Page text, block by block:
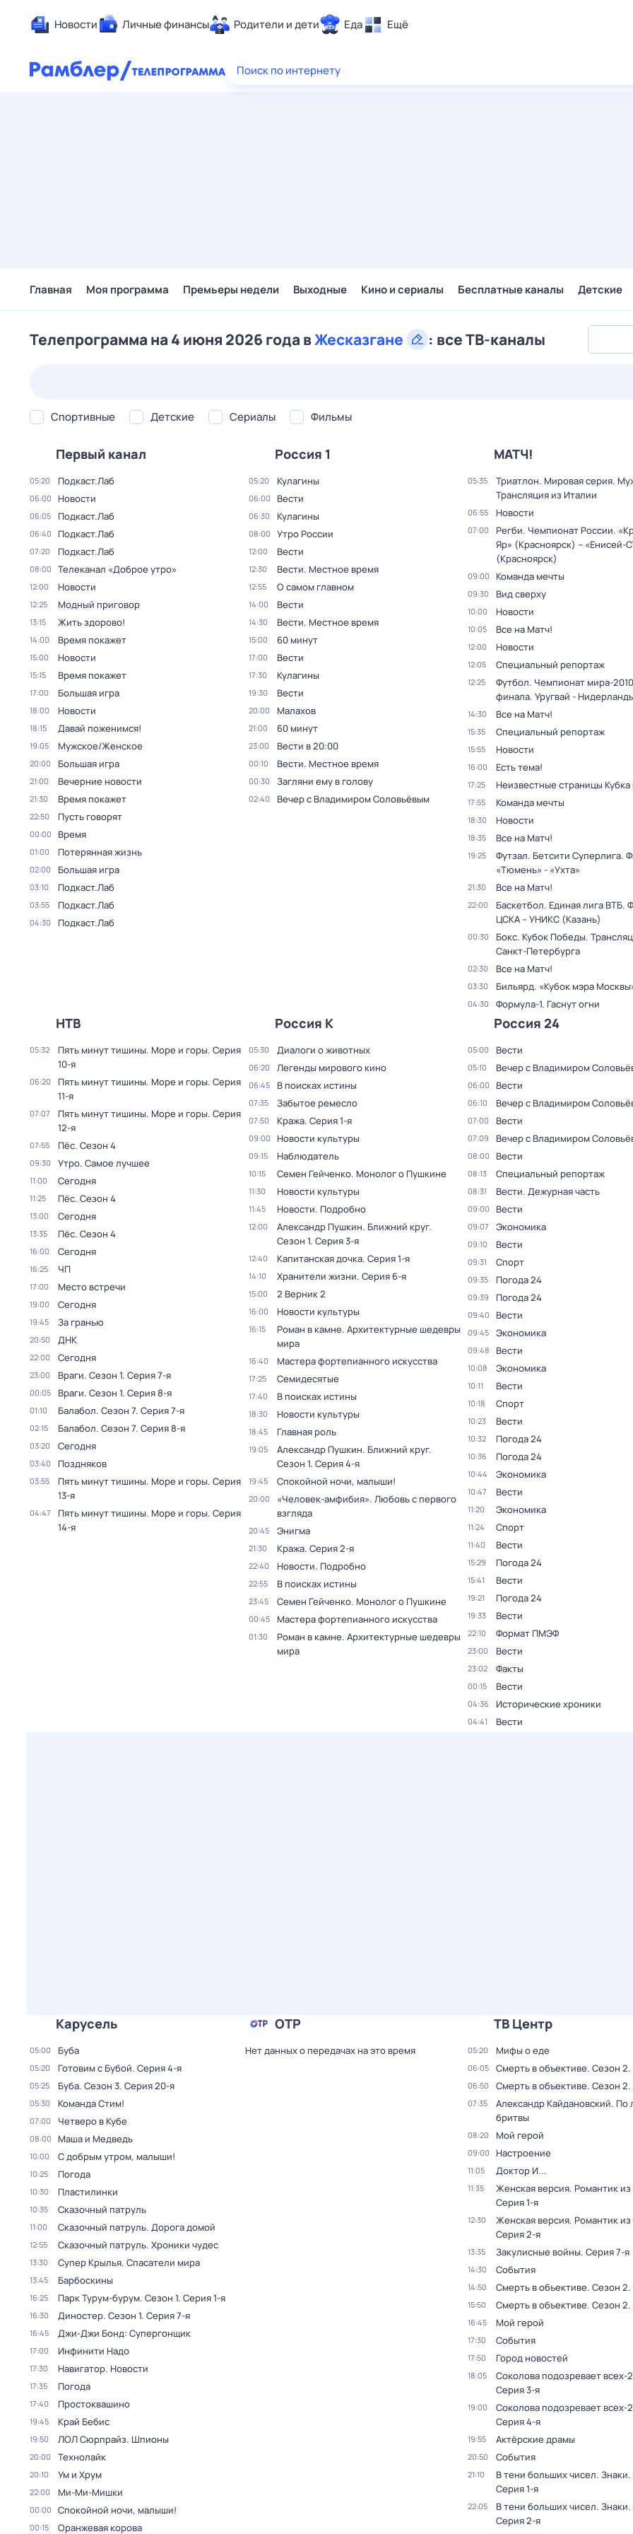
Новости Личные финансы Родители и дети Еда Ещё
Здоровье
Поиск по интернету
Главная Моя программа Премьеры недели Выходные Кино и сериалы Бесплатные каналы Детские
Телепрограмма на 4 июня 2026 года вЖесказгане : все ТВ-каналы
Спортивные Детские Сериалы Фильмы
Первый канал
05:20 Подкаст.Лаб
06:00 Новости
06:05 Подкаст.Лаб
06:40 Подкаст.Лаб
07:20 Подкаст.Лаб
08:00 Телеканал «Доброе утро»
12:00 Новости
12:25 Модный приговор
13:15 Жить здорово!
14:00 Время покажет
15:00 Новости
15:15 Время покажет
17:00 Большая игра
18:00 Новости
18:15 Давай поженимся!
19:05 Мужское/Женское
20:00 Большая игра
21:00 Вечерние новости
21:30 Время покажет
22:50 Пусть говорят
00:00 Время
01:00 Потерянная жизнь
02:00 Большая игра
03:10 Подкаст.Лаб
03:55 Подкаст.Лаб
04:30 Подкаст.Лаб
Россия 1
05:20 Кулагины
06:00 Вести
06:30 Кулагины
08:00 Утро России
12:00 Вести
12:30 Вести. Местное время
12:55 О самом главном
14:00 Вести
14:30 Вести. Местное время
15:00 60 минут
17:00 Вести
17:30 Кулагины
19:30 Вести
20:00 Малахов
21:00 60 минут
23:00 Вести в 20:00
00:10 Вести. Местное время
00:30 Загляни ему в голову
02:40 Вечер с Владимиром Соловьёвым
МАТЧ!
05:35
Триатлон. Мировая серия.
Трансляция из Италии
06:55 Новости
07:00
Регби. Чемпионат России.
Яр» (Красноярск) – «Енисей-
(Красноярск)
09:00 Команда мечты
09:30 Вид сверху
10:00 Новости
10:05 Все на Матч!
12:00 Новости
12:05 Специальный репортаж
12:25
Футбол. Чемпионат мира-
финала. Уругвай -
14:30 Все на Матч!
15:35 Специальный репортаж
15:55 Новости
16:00 Есть тема!
17:25 Неизвестные страницы
17:55 Команда мечты
18:30 Новости
18:35 Все на Матч!
19:25
Футзал. Бетсити Суперлига.
«Тюмень» - «Ухта»
21:30 Все на Матч!
22:00
Баскетбол. Единая лига ВТБ.
ЦСКА – УНИКС (Казань)
00:30
Бокс. Кубок Победы.
Санкт-Петербурга
02:30 Все на Матч!
03:30 Бильярд. «Кубок мэра
04:30 Формула-1. Гаснут огни
НТВ
05:32 Пять минут тишины. Море и горы. Серия
10-я
06:20 Пять минут тишины. Море и горы. Серия
11-я
07:07 Пять минут тишины. Море и горы. Серия
12-я
07:55 Пёс. Сезон 4
09:30 Утро. Самое лучшее
11:00 Сегодня
11:25 Пёс. Сезон 4
13:00 Сегодня
13:35 Пёс. Сезон 4
16:00 Сегодня
16:25 ЧП
17:00 Место встречи
19:00 Сегодня
19:45 За гранью
20:50 ДНК
22:00 Сегодня
23:00 Враги. Сезон 1. Серия 7-я
00:05 Враги. Сезон 1. Серия 8-я
01:10 Балабол. Сезон 7. Серия 7-я
02:15 Балабол. Сезон 7. Серия 8-я
03:20 Сегодня
03:40 Поздняков
03:55 Пять минут тишины. Море и горы. Серия
13-я
04:47 Пять минут тишины. Море и горы. Серия
14-я
Россия К
05:30 Диалоги о животных
06:20 Легенды мирового кино
06:45 В поисках истины
07:35 Забытое ремесло
07:50 Кража. Серия 1-я
09:00 Новости культуры
09:15 Наблюдатель
10:15 Семен Гейченко. Монолог о Пушкине
11:30 Новости культуры
11:45 Новости. Подробно
12:00 Александр Пушкин. Ближний круг.
Сезон 1. Серия 3-я
12:40 Капитанская дочка. Серия 1-я
14:10 Хранители жизни. Серия 6-я
15:00 2 Верник 2
16:00 Новости культуры
16:15
Роман в камне. Архитектурные шедевры
мира
16:40 Мастера фортепианного искусства
17:25 Семидесятые
17:40 В поисках истины
18:30 Новости культуры
18:45 Главная роль
19:05 Александр Пушкин. Ближний круг.
Сезон 1. Серия 4-я
19:45 Спокойной ночи, малыши!
20:00
«Человек-амфибия». Любовь с первого
взгляда
20:45 Энигма
21:30 Кража. Серия 2-я
22:40 Новости. Подробно
22:55 В поисках истины
23:45 Семен Гейченко. Монолог о Пушкине
00:45 Мастера фортепианного искусства
01:30
Роман в камне. Архитектурные шедевры
мира
Россия 24
05:00 Вести
05:10 Вечер с Владимиром
06:00 Вести
06:10 Вечер с Владимиром
07:00 Вести
07:09 Вечер с Владимиром
08:00 Вести
08:13 Специальный репортаж
08:31 Вести. Дежурная часть
09:00 Вести
09:07 Экономика
09:10 Вести
09:31 Спорт
09:35 Погода 24
09:39 Погода 24
09:40 Вести
09:45 Экономика
09:48 Вести
10:08 Экономика
10:11 Вести
10:18 Спорт
10:23 Вести
10:32 Погода 24
10:36 Погода 24
10:44 Экономика
10:47 Вести
11:20 Экономика
11:24 Спорт
11:40 Вести
15:29 Погода 24
15:41 Вести
19:21 Погода 24
19:33 Вести
22:10 Формат ПМЭФ
23:00 Вести
23:02 Факты
00:15 Вести
04:36 Исторические хроники
04:41 Вести
Карусель
05:00 Буба
05:20 Готовим с Бубой. Серия 4-я
05:25 Буба. Сезон 3. Серия 20-я
05:30 Команда Стим!
07:00 Четверо в Кубе
08:00 Маша и Медведь
10:00 С добрым утром, малыши!
10:25 Погода
10:30 Пластилинки
10:35 Сказочный патруль
11:00 Сказочный патруль. Дорога домой
12:55 Сказочный патруль. Хроники чудес
13:30 Супер Крылья. Спасатели мира
13:45 Барбоскины
16:25 Парк Турум-бурум. Сезон 1. Серия 1-я
16:30 Диностер. Сезон 1. Серия 7-я
16:45 Джи-Джи Бонд: Супергонщик
17:00 Инфинити Надо
17:30 Навигатор. Новости
17:35 Погода
17:40 Простоквашино
19:45 Край Бебис
19:50 ЛОЛ Сюрпрайз. Шпионы
20:00 Технолайк
20:10 Ум и Хрум
22:00 Ми-Ми-Мишки
00:00 Спокойной ночи, малыши!
00:15 Оранжевая корова
ОТР
Нет данных о передачах на это время
ТВ Центр
05:20 Мифы о еде
06:05 Смерть в объективе. Сезон 2
06:50 Смерть в объективе. Сезон 2
07:35
Александр Кайдановский. По
бритвы
08:20 Мой герой
09:00 Настроение
11:05 Доктор И...
11:35 Женская версия. Романтик
Серия 1-я
12:30 Женская версия. Романтик
Серия 2-я
13:35 Закулисные войны. Серия 7-я
14:30 События
14:50 Смерть в объективе. Сезон 2
15:50 Смерть в объективе. Сезон 2
16:45 Мой герой
17:30 События
17:50 Город новостей
18:05 Соколова подозревает всех-2
Серия 3-я
19:00 Соколова подозревает всех-2
Серия 4-я
19:55 Актёрские драмы
20:50 События
21:10 В тени больших чисел. Знаки
Серия 1-я
22:05 В тени больших чисел. Знаки
Серия 2-я